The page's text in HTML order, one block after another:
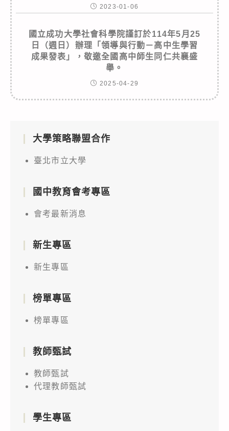
2023-01-06
國立成功大學社會科學院謹訂於114年5月25
日（週日）辦理「領導與行動－高中生學習
成果發表」，敬邀全國高中師生同仁共襄盛
舉。
2025-04-29
大學策略聯盟合作
臺北市立大學
國中教育會考專區
會考最新消息
新生專區
新生專區
榜單專區
榜單專區
教師甄試
教師甄試
代理教師甄試
學生專區